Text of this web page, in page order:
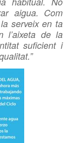
aigua. Com
serveix en ta
l’aixeta de la
suficient i